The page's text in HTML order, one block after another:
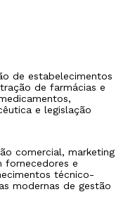
de estabelecimentos
de farmácias e
e legislação
comercial, marketing
fornecedores e
técnico-
modernas de gestão